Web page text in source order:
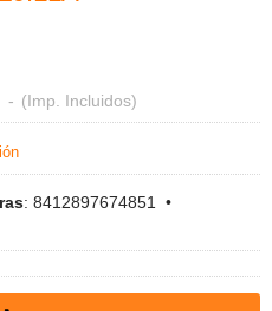
- (Imp. Incluidos)
: 8412897674851 •